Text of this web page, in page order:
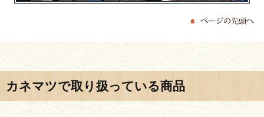
カネマツで取り扱っている商品